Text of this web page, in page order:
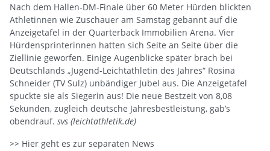
Nach dem Hallen-DM-Finale über 60 Meter Hürden blickten
Athletinnen wie Zuschauer am Samstag gebannt auf die
Anzeigetafel in der Quarterback Immobilien Arena. Vier
Hürdensprinterinnen hatten sich Seite an Seite über die
Ziellinie geworfen. Einige Augenblicke später brach bei
Deutschlands „Jugend-Leichtathletin des Jahres“ Rosina
Schneider (TV Sulz) unbändiger Jubel aus. Die Anzeigetafel
spuckte sie als Siegerin aus! Die neue Bestzeit von 8,08
Sekunden, zugleich deutsche Jahresbestleistung, gab’s
obendrauf. svs (leichtathletik.de)
>> Hier geht es zur separaten News